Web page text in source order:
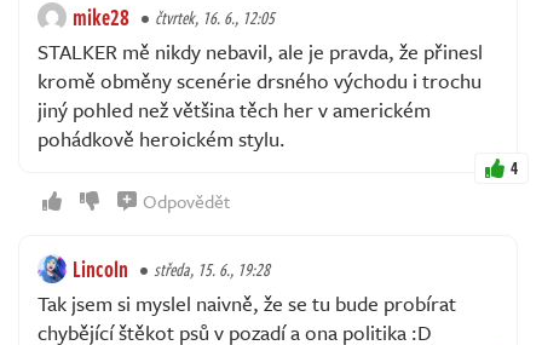
mike28 čtvrtek, 16. 6., 12:05
STALKER mě nikdy nebavil, ale je pravda, že přinesl
kromě obměny scenérie drsného východu i trochu
jiný pohled než většina těch her v americkém
pohádkově heroickém stylu.
4
Odpovědět
Lincoln středa, 15. 6., 19:28
Tak jsem si myslel naivně, že se tu bude probírat
chybějící štěkot psů v pozadí a ona politika :D